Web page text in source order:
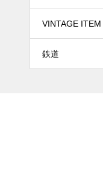
VINTAGE ITEM
鉄道